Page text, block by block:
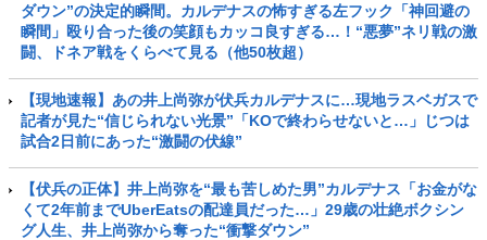
ダウン”の決定的瞬間。カルデナスの怖すぎる左フック「神回避の
瞬間」殴り合った後の笑顔もカッコ良すぎる…！“悪夢”ネリ戦の激
闘、ドネア戦をくらべて見る（他50枚超）
【現地速報】あの井上尚弥が伏兵カルデナスに…現地ラスベガスで
記者が見た“信じられない光景”「KOで終わらせないと…」じつは
試合2日前にあった“激闘の伏線”
【伏兵の正体】井上尚弥を“最も苦しめた男”カルデナス「お金がな
くて2年前までUberEatsの配達員だった…」29歳の壮絶ボクシン
グ人生、井上尚弥から奪った“衝撃ダウン”